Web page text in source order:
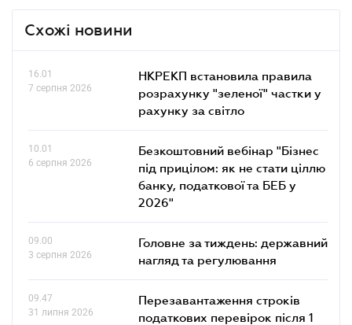
Схожі новини
16.01
7 серпня 2026
НКРЕКП встановила правила
розрахунку "зеленої" частки у
рахунку за світло
10.01
6 серпня 2026
Безкоштовний вебінар "Бізнес
під прицілом: як не стати ціллю
банку, податкової та БЕБ у
2026"
09.00
3 серпня 2026
Головне за тиждень: державний
нагляд та регулювання
09.47
31 липня 2026
Перезавантаження строків
податкових перевірок після 1